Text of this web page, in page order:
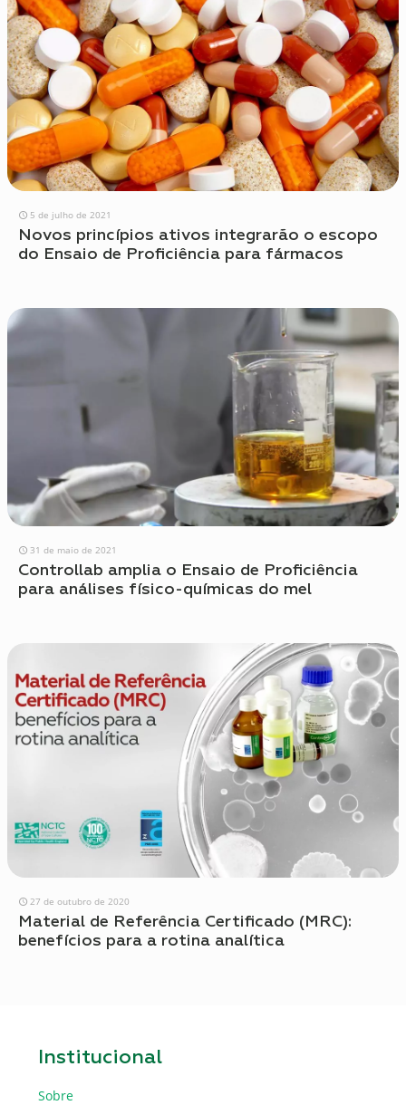
5 de julho de 2021
Novos princípios ativos integrarão o escopo
do Ensaio de Proficiência para fármacos
31 de maio de 2021
Controllab amplia o Ensaio de Proficiência
para análises físico-químicas do mel
27 de outubro de 2020
Material de Referência Certificado (MRC):
benefícios para a rotina analítica
Institucional
Sobre